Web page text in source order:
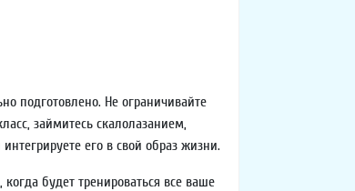
подготовлено. Не ограничивайте
займитесь скалолазанием,
его в свой образ жизни.
будет тренироваться все ваше